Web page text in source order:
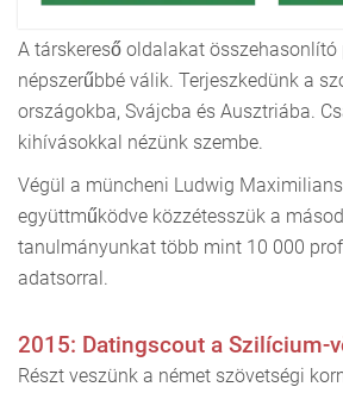
A társkereső oldalakat összehasonlító
népszerűbbé válik. Terjeszkedünk a
országokba, Svájcba és Ausztriába.
kihívásokkal nézünk szembe.
Végül a müncheni Ludwig
együttműködve közzétesszük a
tanulmányunkat több mint 10 000
adatsorral.
2015: Datingscout a Szilícium-
Részt veszünk a német szövetségi